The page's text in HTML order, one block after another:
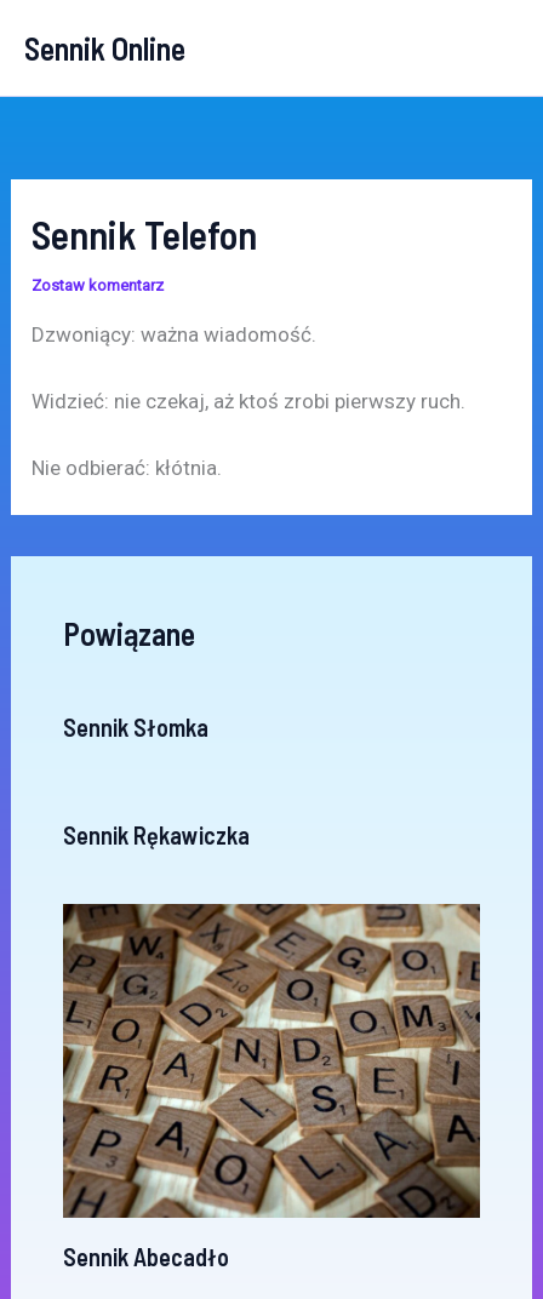
Sennik Online
Sennik Telefon
Zostaw komentarz
Dzwoniący: ważna wiadomość.
Widzieć: nie czekaj, aż ktoś zrobi pierwszy ruch.
Nie odbierać: kłótnia.
Powiązane
Sennik Słomka
Sennik Rękawiczka
Sennik Abecadło